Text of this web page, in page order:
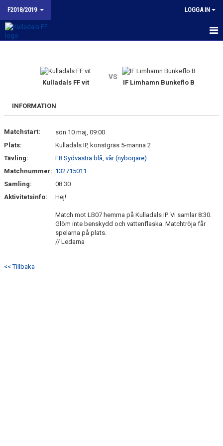
F2018/2019 LOGGA IN
MATCHER
TRUPPEN
BILDGALLERI
KONTAKT
BUDORD TILL FOTBOLLSFÖRÄLDRAR
Kulladals FF vit
vs
IF Limhamn Bunkeflo B
INFORMATION
Matchstart:
sön 10 maj, 09:00
Plats:
Kulladals IP, konstgräs 5-manna 2
Tävling:
F8 Sydvästra blå, vår (nybörjare)
Matchnummer: 132715011
Samling:
08:30
Aktivitetsinfo:
Hej!
Match mot LB07 hemma på Kulladals IP. Vi samlar 8:30.
Glöm inte benskydd och vattenflaska. Matchtröja får
spelarna på plats.
// Ledarna
<< Tillbaka